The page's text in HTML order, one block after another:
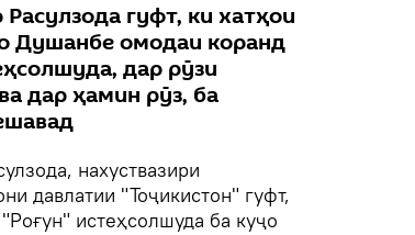
гуфт, ки хатҳои
Душанбе омодаи коранд
дар рӯзи
дар ҳамин рӯз, ба
нахуствазири
давлатии "Тоҷикистон" гуфт,
истеҳсолшуда ба куҷо